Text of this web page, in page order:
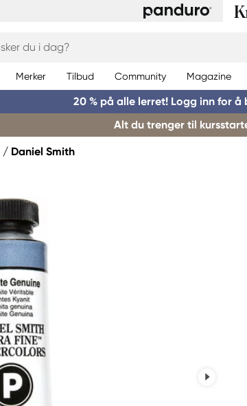
Merker Tilbud Community Magazine
20 % på alle lerret! Logg inn for
Alt du trenger til
Daniel Smith